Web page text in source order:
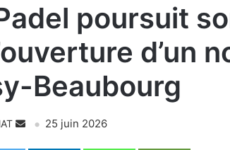
poursuit
d’un
Beaubourg
25 juin 2026